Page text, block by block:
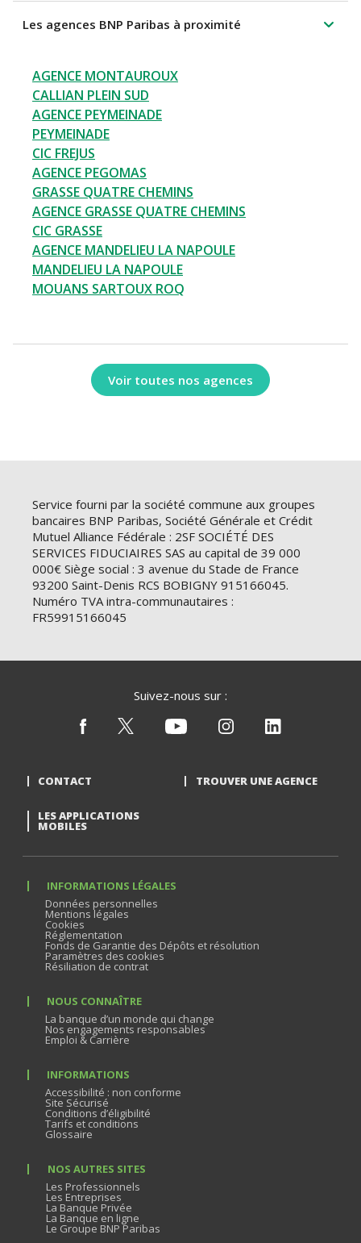
Les agences BNP Paribas à proximité
AGENCE MONTAUROUX
CALLIAN PLEIN SUD
AGENCE PEYMEINADE
PEYMEINADE
CIC FREJUS
AGENCE PEGOMAS
GRASSE QUATRE CHEMINS
AGENCE GRASSE QUATRE CHEMINS
CIC GRASSE
AGENCE MANDELIEU LA NAPOULE
MANDELIEU LA NAPOULE
MOUANS SARTOUX ROQ
Voir toutes nos agences
Service fourni par la société commune aux groupes
bancaires BNP Paribas, Société Générale et Crédit
Mutuel Alliance Fédérale : 2SF SOCIÉTÉ DES
SERVICES FIDUCIAIRES SAS au capital de 39 000
000€ Siège social : 3 avenue du Stade de France
93200 Saint-Denis RCS BOBIGNY 915166045.
Numéro TVA intra-communautaires :
FR59915166045
Suivez-nous sur :
CONTACT TROUVER UNE AGENCE
LES APPLICATIONS
MOBILES
INFORMATIONS LÉGALES
Données personnelles
Mentions légales
Cookies
Réglementation
Fonds de Garantie des Dépôts et résolution
Paramètres des cookies
Résiliation de contrat
NOUS CONNAÎTRE
La banque d’un monde qui change
Nos engagements responsables
Emploi & Carrière
INFORMATIONS
Accessibilité : non conforme
Site Sécurisé
Conditions d’éligibilité
Tarifs et conditions
Glossaire
NOS AUTRES SITES
Les Professionnels
Les Entreprises
La Banque Privée
La Banque en ligne
Le Groupe BNP Paribas